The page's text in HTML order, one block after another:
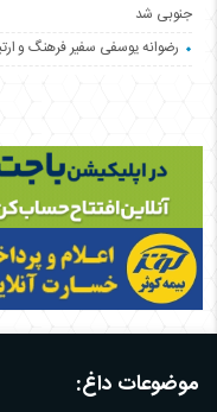
جنوبی شد
رضوانه یوسفی سفیر فرهنگ و
موضوعات داغ: